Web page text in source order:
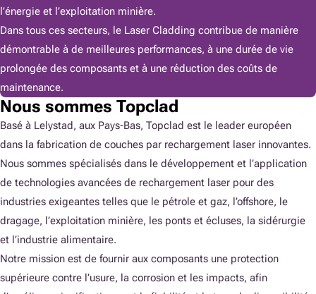
l’énergie et l’exploitation minière.
Dans tous ces secteurs, le Laser Cladding contribue de manière
démontrable à de meilleures performances, à une durée de vie
prolongée des composants et à une réduction des coûts de
maintenance.
Nous sommes Topclad
Basé à Lelystad, aux Pays-Bas, Topclad est le leader européen
dans la fabrication de couches par rechargement laser innovantes.
Nous sommes spécialisés dans le développement et l’application
de technologies avancées de rechargement laser pour des
industries exigeantes telles que le pétrole et gaz, l’offshore, le
dragage, l’exploitation minière, les ponts et écluses, la sidérurgie
et l’industrie alimentaire.
Notre mission est de fournir aux composants une protection
supérieure contre l’usure, la corrosion et les impacts, afin